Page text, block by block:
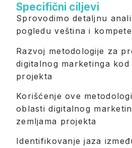
Specifični ciljevi
Sprovodimo detaljnu
pogledu veština i
Razvoj metodologije za
digitalnog marketinga
projekta
Korišćenje ove
oblasti digitalnog
zemljama projekta
Identifikovanje jaza